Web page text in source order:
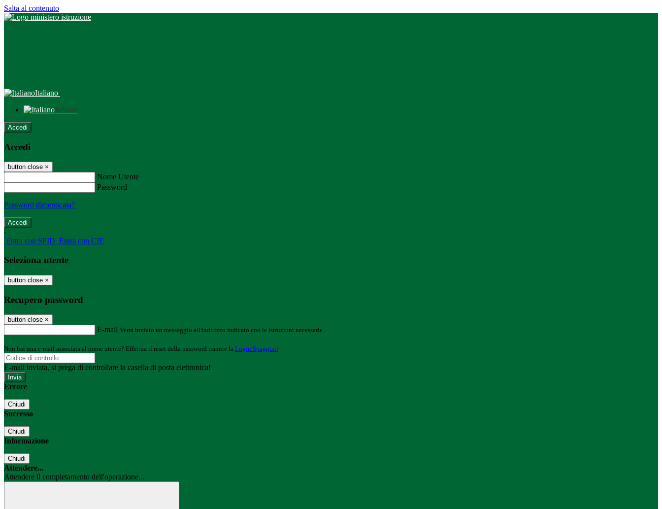
Salta al contenuto
Italiano
Italiano
Accedi
Accedi
button close ×
Nome Utente
Password
Password dimenticata?
-
Entra con SPID Entra con CIE
Seleziona utente
button close ×
Recupero password
button close ×
E-mail Verrà inviato un messaggio all'indirizzo indicato con le istruzioni necessarie.
Non hai una e-mail associata al nome utente? Effettua il reset della password tramite la Login Spaggiari
E-mail inviata, si prega di controllare la casella di posta elettronica!
Errore
Chiudi
Successo
Chiudi
Informazione
Chiudi
Attendere...
Attendere il completamento dell'operazione...